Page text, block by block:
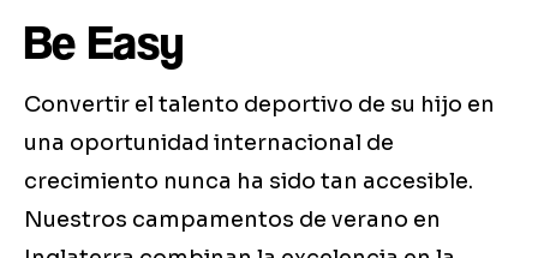
Be Easy
Convertir el talento deportivo de su hijo en
una oportunidad internacional de
crecimiento nunca ha sido tan accesible.
Nuestros campamentos de verano en